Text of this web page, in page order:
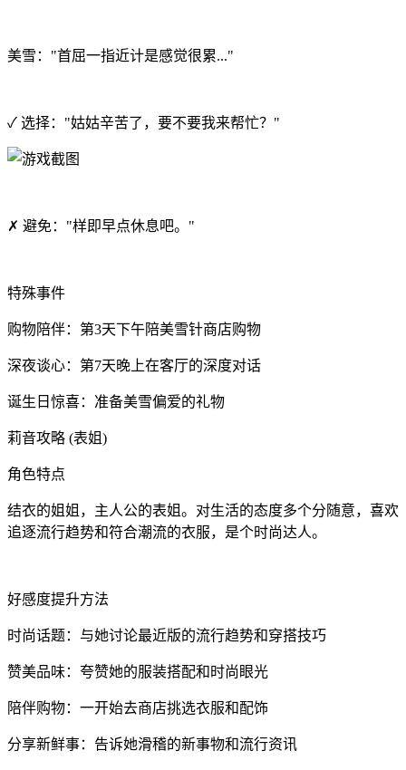
美雪："首屈一指近计是感觉很累..."
✓ 选择："姑姑辛苦了，要不要我来帮忙？"
✗ 避免："样即早点休息吧。"
特殊事件
购物陪伴：第3天下午陪美雪针商店购物
深夜谈心：第7天晚上在客厅的深度对话
诞生日惊喜：准备美雪偏爱的礼物
莉音攻略 (表姐)
角色特点
结衣的姐姐，主人公的表姐。对生活的态度多个分随意，喜欢
追逐流行趋势和符合潮流的衣服，是个时尚达人。
好感度提升方法
时尚话题：与她讨论最近版的流行趋势和穿搭技巧
赞美品味：夸赞她的服装搭配和时尚眼光
陪伴购物：一开始去商店挑选衣服和配饰
分享新鲜事：告诉她滑稽的新事物和流行资讯